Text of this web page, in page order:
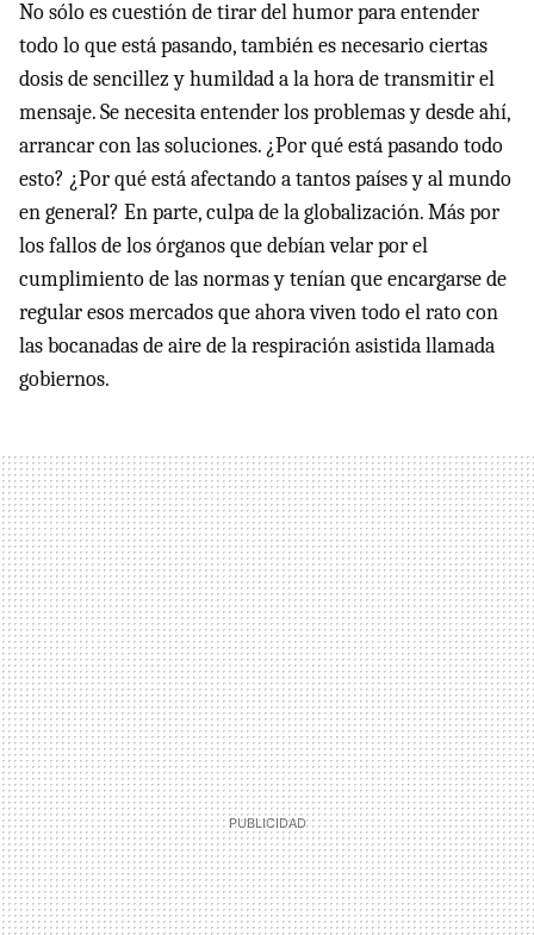
No sólo es cuestión de tirar del humor para entender
todo lo que está pasando, también es necesario ciertas
dosis de sencillez y humildad a la hora de transmitir el
mensaje. Se necesita entender los problemas y desde ahí,
arrancar con las soluciones. ¿Por qué está pasando todo
esto? ¿Por qué está afectando a tantos países y al mundo
en general? En parte, culpa de la globalización. Más por
los fallos de los órganos que debían velar por el
cumplimiento de las normas y tenían que encargarse de
regular esos mercados que ahora viven todo el rato con
las bocanadas de aire de la respiración asistida llamada
gobiernos.